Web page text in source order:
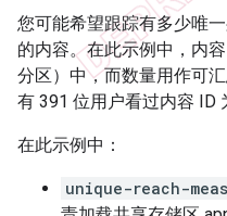
您可能希望跟踪有多少唯
的内容。在此示例中，内
分区）中，而数量用作可
有 391 位用户看过内容 ID
在此示例中：
unique-reach-